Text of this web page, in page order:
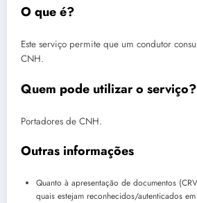
O que é?
Este serviço permite que um condutor
CNH.
Quem pode utilizar o serviço?
Portadores de CNH.
Outras informações
Quanto à apresentação de documentos
quais estejam reconhecidos/autenticados